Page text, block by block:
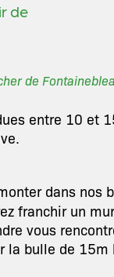
de
de
entre 10 et
dans nos
franchir un
vous
la bulle de 15m